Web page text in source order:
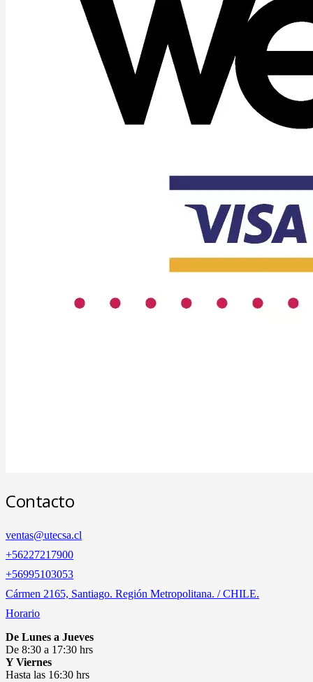
Contacto
ventas@utecsa.cl
+56227217900
‎+56995103053
Cármen 2165, Santiago. Región Metropolitana. / CHILE.
Horario
De Lunes a Jueves
De 8:30 a 17:30 hrs
Y Viernes
Hasta las 16:30 hrs